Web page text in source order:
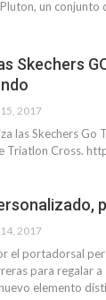
un
Skechers
2017
las Skechers
Triatlon Cross.
2017
el portadorsal
para regalar
elemento